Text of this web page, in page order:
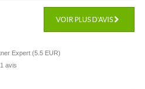
VOIR PLUS D'AVIS
Expert (5.5 EUR)
1 avis